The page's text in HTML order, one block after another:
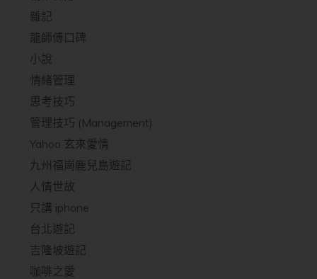
雜記
龍師傅口碑
小說
情緒管理
思考技巧
管理技巧 (Management)
Yahoo 玄來愛情
九州福崗鹿兒島遊記
人情世故
只講 iphone
台北遊記
吉隆坡遊記
咖啡之愛